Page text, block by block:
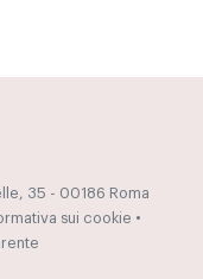
35 - 00186 Roma
sui cookie •